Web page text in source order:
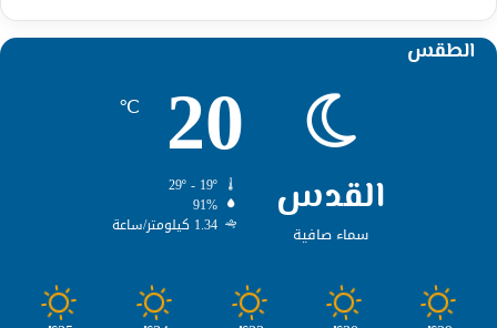
الطقس
القدس
سماء صافية
20
℃
91%
1.34 كيلومتر/ساعة